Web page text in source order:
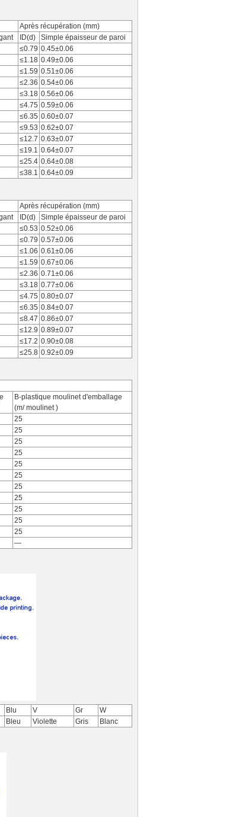
Après récupération (mm)
ID(d)
Simple épaisseur de paroi
≤0.79 0.45±0.06
≤1.18 0.49±0.06
≤1.59 0.51±0.06
≤2.36 0.54±0.06
≤3.18 0.56±0.06
≤4.75 0.59±0.06
≤6.35 0.60±0.07
≤9.53 0.62±0.07
≤12.7 0.63±0.07
≤19.1 0.64±0.07
≤25.4 0.64±0.08
≤38.1 0.64±0.09
Après récupération (mm)
ID(d)
Simple épaisseur de paroi
≤0.53 0.52±0.06
≤0.79 0.57±0.06
≤1.06 0.61±0.06
≤1.59 0.67±0.06
≤2.36 0.71±0.06
≤3.18 0.77±0.06
≤4.75 0.80±0.07
≤6.35 0.84±0.07
≤8.47 0.86±0.07
≤12.9 0.89±0.07
≤17.2 0.90±0.08
≤25.8 0.92±0.09
B-plastique moulinet d'emballage
(m/ moulinet )
25
25
25
25
25
25
25
25
25
25
25
—
Blu V Gr
W
Bleu Violette Gris Blanc